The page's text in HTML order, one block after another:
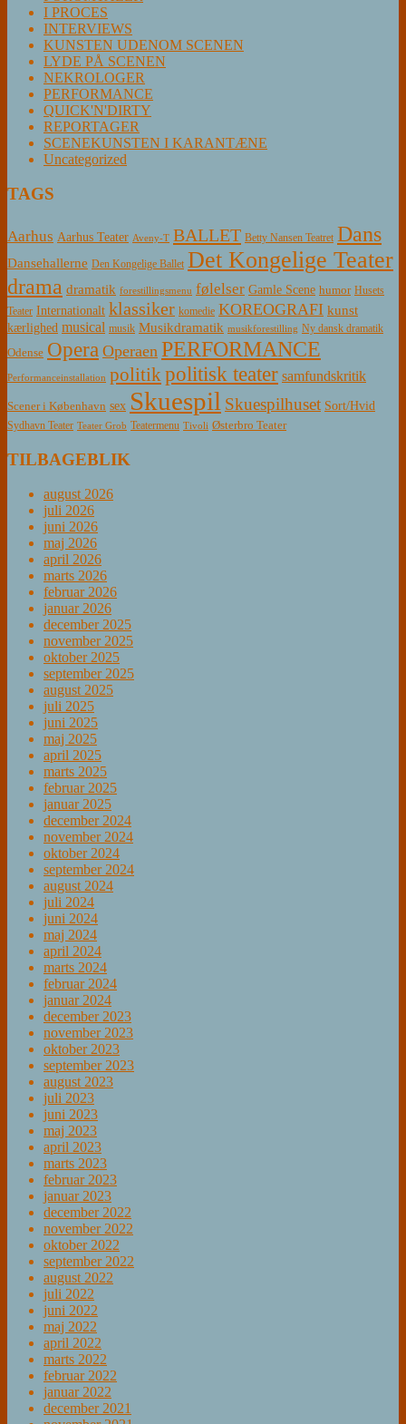
I PROCES
INTERVIEWS
KUNSTEN UDENOM SCENEN
LYDE PÅ SCENEN
NEKROLOGER
PERFORMANCE
QUICK'N'DIRTY
REPORTAGER
SCENEKUNSTEN I KARANTÆNE
Uncategorized
TAGS
Aarhus Aarhus Teater Aveny-T BALLET Betty Nansen Teatret Dans
Dansehallerne Den Kongelige Ballet Det Kongelige Teater
drama dramatik forestillingsmenu følelser Gamle Scene humor Husets
Teater Internationalt klassiker komedie KOREOGRAFI kunst
kærlighed musical musik Musikdramatik musikforestilling Ny dansk dramatik
Odense Opera Operaen PERFORMANCE
Performanceinstallation politikpolitisk teater samfundskritik
Scener i København sex Skuespil Skuespilhuset Sort/Hvid
Sydhavn Teater Teater Grob Teatermenu Tivoli Østerbro Teater
TILBAGEBLIK
august 2026
juli 2026
juni 2026
maj 2026
april 2026
marts 2026
februar 2026
januar 2026
december 2025
november 2025
oktober 2025
september 2025
august 2025
juli 2025
juni 2025
maj 2025
april 2025
marts 2025
februar 2025
januar 2025
december 2024
november 2024
oktober 2024
september 2024
august 2024
juli 2024
juni 2024
maj 2024
april 2024
marts 2024
februar 2024
januar 2024
december 2023
november 2023
oktober 2023
september 2023
august 2023
juli 2023
juni 2023
maj 2023
april 2023
marts 2023
februar 2023
januar 2023
december 2022
november 2022
oktober 2022
september 2022
august 2022
juli 2022
juni 2022
maj 2022
april 2022
marts 2022
februar 2022
januar 2022
december 2021